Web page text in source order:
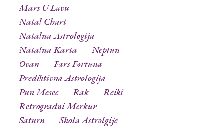
Mars U Lavu
Natal Chart
Natalna Astrologija
Natalna Karta
Neptun
Ovan
Pars Fortuna
Prediktivna Astrologija
Pun Mesec
Rak
Reiki
Retrogradni Merkur
Saturn
Skola Astrolgije